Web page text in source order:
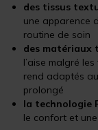
des tissus
une apparence
routine de soin
des matériaux
l’aise malgré
rend adaptés
prolongé
la technologie
le confort et